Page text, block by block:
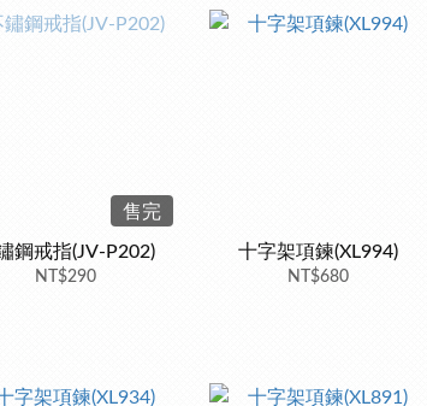
售完
鋼戒指(JV-P202)
NT$290
十字架項鍊(XL994)
NT$680